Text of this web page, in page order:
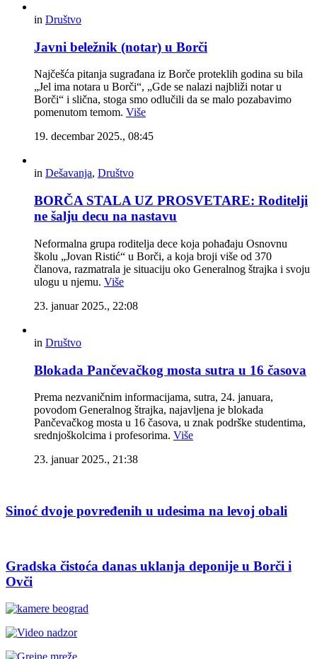
in Društvo
Javni beležnik (notar) u Borči
Najčešća pitanja sugrađana iz Borče proteklih godina su bila
„Jel ima notara u Borči“, „Gde se nalazi najbliži notar u
Borči“ i slična, stoga smo odlučili da se malo pozabavimo
pomenutom temom. Više
19. decembar 2025., 08:45
in Dešavanja, Društvo
BORČA STALA UZ PROSVETARE: Roditelji
ne šalju decu na nastavu
Neformalna grupa roditelja dece koja pohađaju Osnovnu
školu „Jovan Ristić“ u Borči, a koja broji više od 370
članova, razmatrala je situaciju oko Generalnog štrajka i svoju
ulogu u njemu. Više
23. januar 2025., 22:08
in Društvo
Blokada Pančevačkog mosta sutra u 16 časova
Prema nezvaničnim informacijama, sutra, 24. januara,
povodom Generalnog štrajka, najavljena je blokada
Pančevačkog mosta u 16 časova, u znak podrške studentima,
srednjoškolcima i profesorima. Više
23. januar 2025., 21:38
Sinoć dvoje povređenih u udesima na levoj obali
Gradska čistoća danas uklanja deponije u Borči i
Ovči